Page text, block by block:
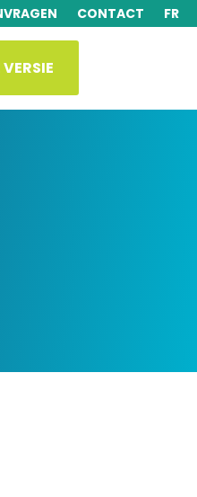
CONTACT FR